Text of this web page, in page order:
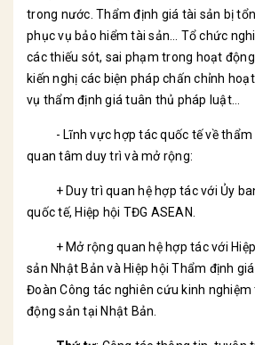
trong nước. Thẩm định giá tài sản bị
phục vụ bảo hiểm tài sản… Tổ chức
các thiếu sót, sai phạm trong hoạt
kiến nghị các biện pháp chấn chỉnh
vụ thẩm định giá tuân thủ pháp luật…
- Lĩnh vực hợp tác quốc tế về thẩm
quan tâm duy trì và mở rộng:
+ Duy trì quan hệ hợp tác với Ủy
quốc tế, Hiệp hội TĐG ASEAN.
+ Mở rộng quan hệ hợp tác với Hiệp
sản Nhật Bản và Hiệp hội Thẩm định
Đoàn Công tác nghiên cứu kinh
động sản tại Nhật Bản.